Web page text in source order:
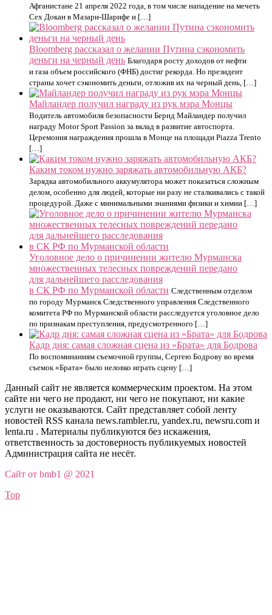
Афганистане 21 апреля 2022 года, в том числе нападение на мечеть
Сех Докан в Мазари-Шарифе и […]
Bloomberg рассказал о желании Путина сэкономить
деньги на черный день Благодаря росту доходов от нефти
и газа объем российского (ФНБ) достиг рекорда. Но президент
страны хочет сэкономить деньги, отложив их на черный день, […]
Майландер получил награду из рук мэра Монцы
Водитель автомобиля безопасности Бернд Майландер получил
награду Motor Sport Passion за вклад в развитие автоспорта.
Церемония награждения прошла в Монце на площади Piazza Trento
[…]
Каким током нужно заряжать автомобильную АКБ?
Зарядка автомобильного аккумулятора может показаться сложным
делом, особенно для людей, которые ни разу не сталкивались с такой
процедурой. Даже с минимальными знаниями физики и химии […]
Уголовное дело о причинении жителю Мурманска
множественных телесных повреждений передано
для дальнейшего расследования
в СК РФ по Мурманской области Следственным отделом
по городу Мурманск Следственного управления Следственного
комитета РФ по Мурманской области расследуется уголовное дело
по признакам преступления, предусмотренного […]
Кадр дня: самая сложная сцена из «Брата» для Бодрова
По воспоминаниям съемочной группы, Сергею Бодрову во время
съемок «Брата» было неловко играть сцену […]
Данный сайт не является коммерческим проектом. На этом
сайте ни чего не продают, ни чего не покупают, ни какие
услуги не оказываются. Сайт представляет собой ленту
новостей RSS канала news.rambler.ru, yandex.ru, newsru.com и
lenta.ru . Материалы публикуются без искажения,
ответственность за достоверность публикуемых новостей
Администрация сайта не несёт.
Сайт от bmb1 @ 2021
Top